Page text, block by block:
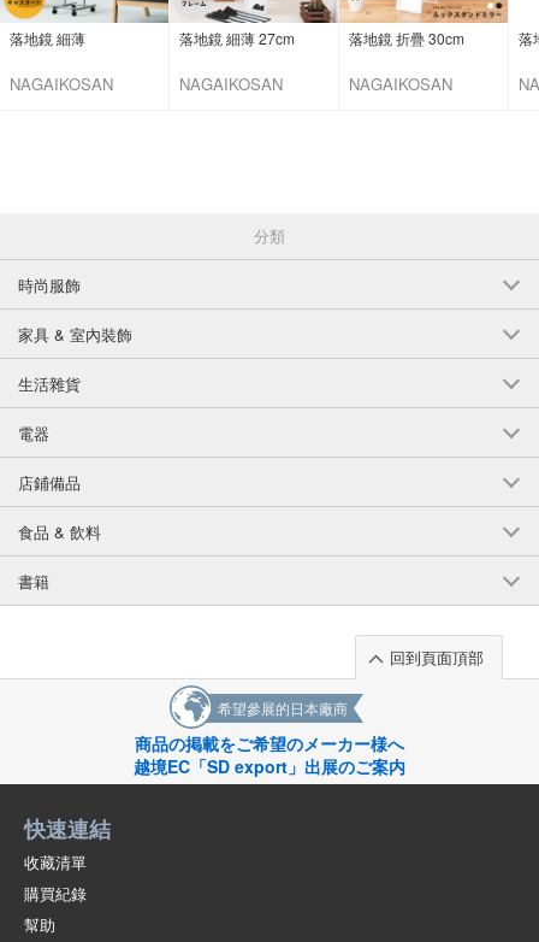
落地鏡 細薄
NAGAIKOSAN
落地鏡 細薄 27cm
NAGAIKOSAN
落地鏡 折疊 30cm
NAGAIKOSAN
落
分類
時尚服飾
家具 & 室內裝飾
生活雜貨
電器
店鋪備品
食品 & 飲料
書籍
回到頁面頂部
希望參展的日本廠商
商品の掲載をご希望のメーカー様へ
越境EC「SD export」出展のご案内
快速連結
收藏清單
購買紀錄
幫助